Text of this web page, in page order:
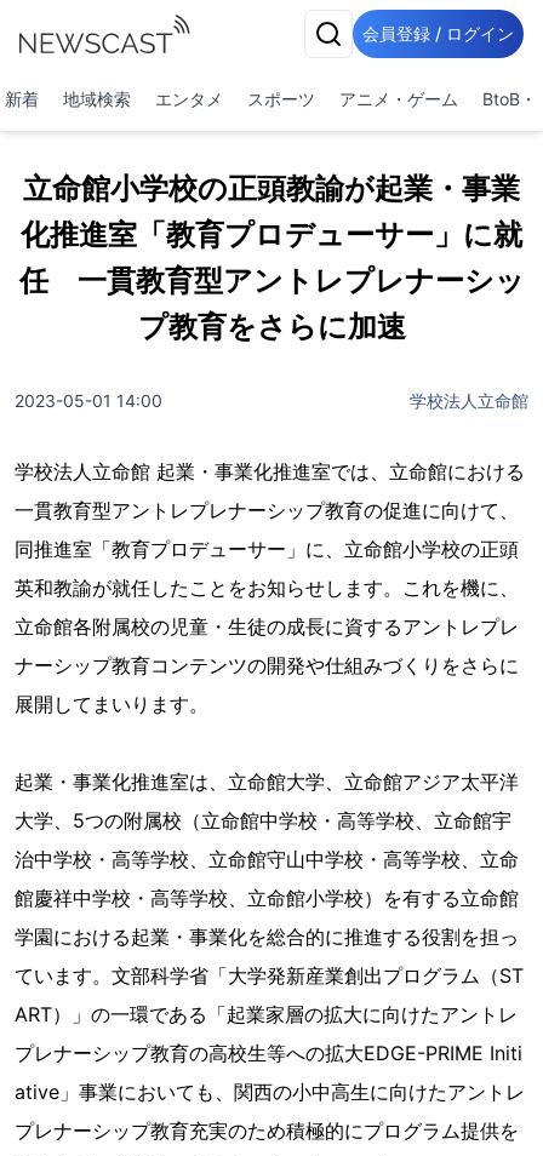
会員登録 / ログイン
新着 地域検索 エンタメ スポーツ アニメ・ゲーム BtoB・
立命館小学校の正頭教諭が起業・事業
化推進室「教育プロデューサー」に就
任 一貫教育型アントレプレナーシッ
プ教育をさらに加速
2023-05-01 14:00 学校法人立命館
学校法人立命館 起業・事業化推進室では、立命館における
一貫教育型アントレプレナーシップ教育の促進に向けて、
同推進室「教育プロデューサー」に、立命館小学校の正頭
英和教諭が就任したことをお知らせします。これを機に、
立命館各附属校の児童・生徒の成長に資するアントレプレ
ナーシップ教育コンテンツの開発や仕組みづくりをさらに
展開してまいります。
起業・事業化推進室は、立命館大学、立命館アジア太平洋
大学、5つの附属校（立命館中学校・高等学校、立命館宇
治中学校・高等学校、立命館守山中学校・高等学校、立命
館慶祥中学校・高等学校、立命館小学校）を有する立命館
学園における起業・事業化を総合的に推進する役割を担っ
ています。文部科学省「大学発新産業創出プログラム（ST
ART）」の一環である「起業家層の拡大に向けたアントレ
プレナーシップ教育の高校生等への拡大EDGE-PRIME Initi
ative」事業においても、関西の小中高生に向けたアントレ
プレナーシップ教育充実のため積極的にプログラム提供を